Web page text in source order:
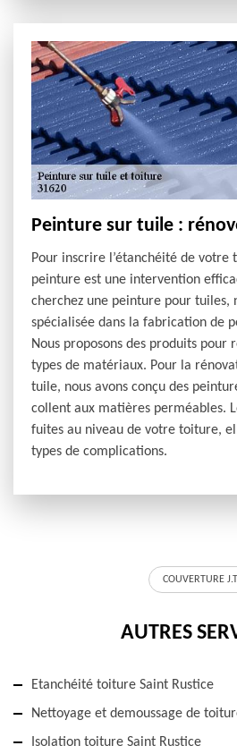
Peinture sur tuile :
Pour inscrire l’étanchéité de votre
peinture est une intervention
cherchez une peinture pour tuiles,
spécialisée dans la fabrication de
Nous proposons des produits pour
types de matériaux. Pour la
tuile, nous avons conçu des
collent aux matières perméables.
fuites au niveau de votre toiture,
types de complications.
COUVERTURE J.T
AUTRES
Etanchéité toiture Saint Rustice
Nettoyage et demoussage de
Isolation toiture Saint Rustice